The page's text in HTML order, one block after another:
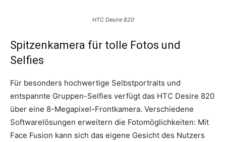
HTC Desire 820
Spitzenkamera für tolle Fotos und
Selfies
Für besonders hochwertige Selbstportraits und
entspannte Gruppen-Selfies verfügt das HTC Desire 820
über eine 8-Megapixel-Frontkamera. Verschiedene
Softwarelösungen erweitern die Fotomöglichkeiten: Mit
Face Fusion kann sich das eigene Gesicht des Nutzers